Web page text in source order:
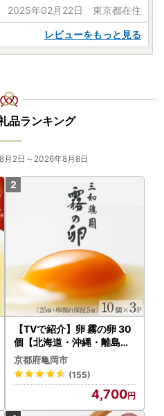
2025年02月22日 東京都在住
レビューをもっと見る
品ランキング
月2日～2026年8月8日
【TVで紹介】卵 霧の卵 30
個【北海道・沖縄・離島配
送不可】
京都府亀岡市
(155)
4,700